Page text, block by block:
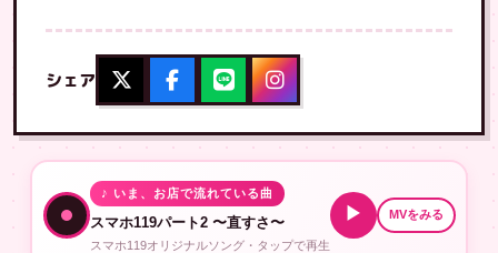
シェア
♪ いま、お店で流れている曲
スマホ119パート2 〜直すさ〜
スマホ119オリジナルソング・タップで再生
▶ MVをみる